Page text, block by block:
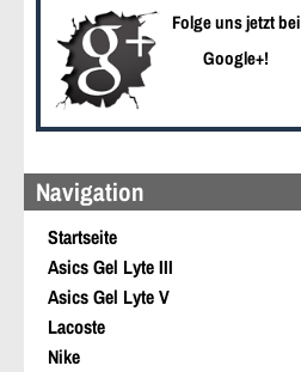
Folge uns jetzt bei
Google+!
Navigation
Startseite
Asics Gel Lyte III
Asics Gel Lyte V
Lacoste
Nike